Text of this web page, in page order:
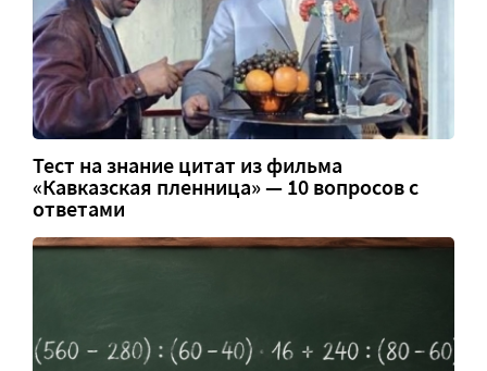
Тест на знание цитат из фильма
«Кавказская пленница» — 10 вопросов с
ответами